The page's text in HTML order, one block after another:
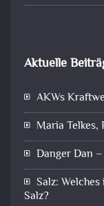
Aktuelle
AKWs
Maria Telkes,
Danger Dan
Salz:
Salz?